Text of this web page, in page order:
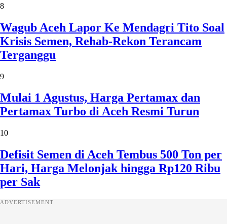
8
Wagub Aceh Lapor Ke Mendagri Tito Soal
Krisis Semen, Rehab-Rekon Terancam
Terganggu
9
Mulai 1 Agustus, Harga Pertamax dan
Pertamax Turbo di Aceh Resmi Turun
10
Defisit Semen di Aceh Tembus 500 Ton per
Hari, Harga Melonjak hingga Rp120 Ribu
per Sak
ADVERTISEMENT